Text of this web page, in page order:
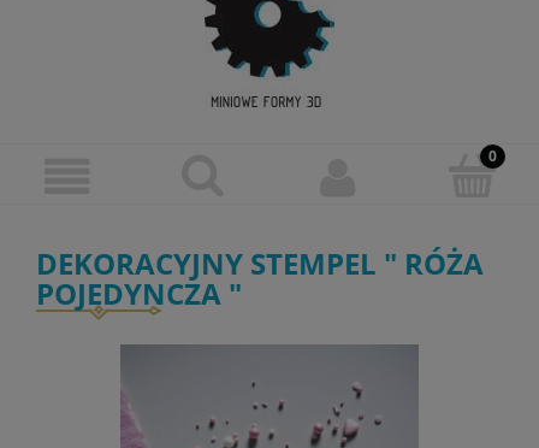
DEKORACYJNY STEMPEL " RÓŻA
POJEDYNCZA "